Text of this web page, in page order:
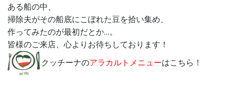
ある船の中、
掃除夫がその船底にこぼれた豆を拾い集め、
作ってみたのが最初だとか…。
皆様のご来店、心よりお待ちしております！
クッチーナのアラカルトメニューはこちら！